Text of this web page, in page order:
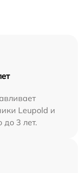
Leupold и
до 3 лет.